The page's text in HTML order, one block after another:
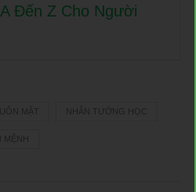
Đến Z Cho Người
NHÂN TƯỚNG HỌC